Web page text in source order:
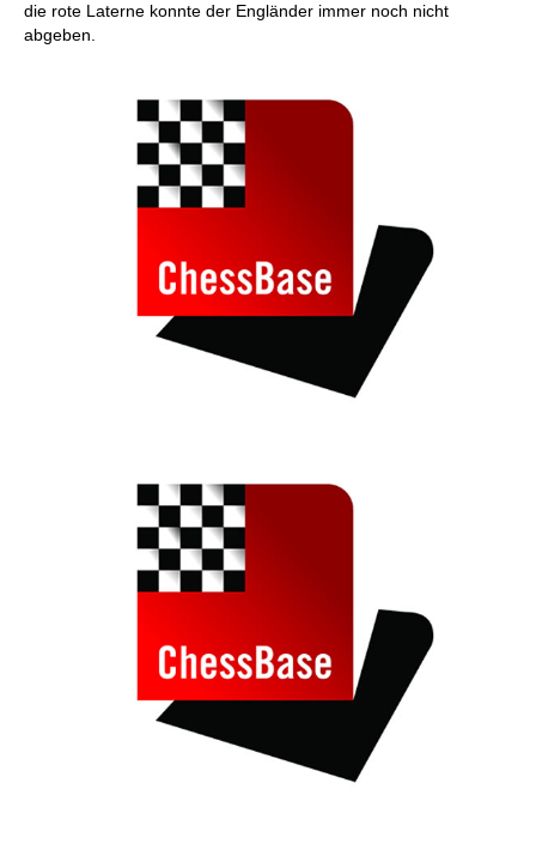
die rote Laterne konnte der Engländer immer noch nicht
abgeben.